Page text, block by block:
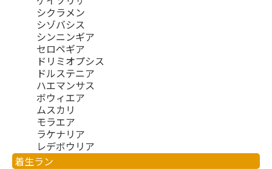
シクラメン
シゾバシス
シンニンギア
セロペギア
ドリミオプシス
ドルステニア
ハエマンサス
ボウィエア
ムスカリ
モラエア
ラケナリア
レデボウリア
着生ラン